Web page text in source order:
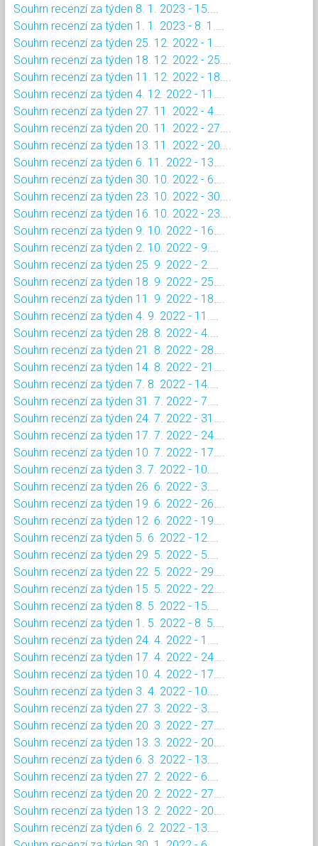
Souhrn recenzí za týden 8. 1. 2023 - 15....
Souhrn recenzí za týden 1. 1. 2023 - 8. 1....
Souhrn recenzí za týden 25. 12. 2022 - 1....
Souhrn recenzí za týden 18. 12. 2022 - 25....
Souhrn recenzí za týden 11. 12. 2022 - 18....
Souhrn recenzí za týden 4. 12. 2022 - 11....
Souhrn recenzí za týden 27. 11. 2022 - 4....
Souhrn recenzí za týden 20. 11. 2022 - 27....
Souhrn recenzí za týden 13. 11. 2022 - 20....
Souhrn recenzí za týden 6. 11. 2022 - 13....
Souhrn recenzí za týden 30. 10. 2022 - 6....
Souhrn recenzí za týden 23. 10. 2022 - 30....
Souhrn recenzí za týden 16. 10. 2022 - 23....
Souhrn recenzí za týden 9. 10. 2022 - 16....
Souhrn recenzí za týden 2. 10. 2022 - 9....
Souhrn recenzí za týden 25. 9. 2022 - 2....
Souhrn recenzí za týden 18. 9. 2022 - 25....
Souhrn recenzí za týden 11. 9. 2022 - 18....
Souhrn recenzí za týden 4. 9. 2022 - 11....
Souhrn recenzí za týden 28. 8. 2022 - 4....
Souhrn recenzí za týden 21. 8. 2022 - 28....
Souhrn recenzí za týden 14. 8. 2022 - 21....
Souhrn recenzí za týden 7. 8. 2022 - 14....
Souhrn recenzí za týden 31. 7. 2022 - 7....
Souhrn recenzí za týden 24. 7. 2022 - 31....
Souhrn recenzí za týden 17. 7. 2022 - 24....
Souhrn recenzí za týden 10. 7. 2022 - 17....
Souhrn recenzí za týden 3. 7. 2022 - 10....
Souhrn recenzí za týden 26. 6. 2022 - 3....
Souhrn recenzí za týden 19. 6. 2022 - 26....
Souhrn recenzí za týden 12. 6. 2022 - 19....
Souhrn recenzí za týden 5. 6. 2022 - 12....
Souhrn recenzí za týden 29. 5. 2022 - 5....
Souhrn recenzí za týden 22. 5. 2022 - 29....
Souhrn recenzí za týden 15. 5. 2022 - 22....
Souhrn recenzí za týden 8. 5. 2022 - 15....
Souhrn recenzí za týden 1. 5. 2022 - 8. 5....
Souhrn recenzí za týden 24. 4. 2022 - 1....
Souhrn recenzí za týden 17. 4. 2022 - 24....
Souhrn recenzí za týden 10. 4. 2022 - 17....
Souhrn recenzí za týden 3. 4. 2022 - 10....
Souhrn recenzí za týden 27. 3. 2022 - 3....
Souhrn recenzí za týden 20. 3. 2022 - 27....
Souhrn recenzí za týden 13. 3. 2022 - 20....
Souhrn recenzí za týden 6. 3. 2022 - 13....
Souhrn recenzí za týden 27. 2. 2022 - 6....
Souhrn recenzí za týden 20. 2. 2022 - 27....
Souhrn recenzí za týden 13. 2. 2022 - 20....
Souhrn recenzí za týden 6. 2. 2022 - 13....